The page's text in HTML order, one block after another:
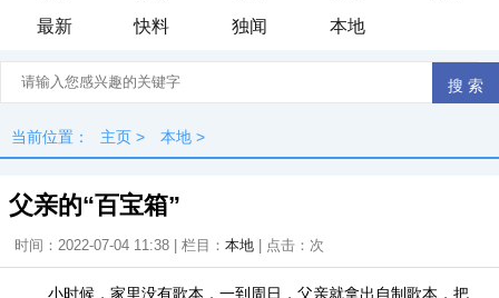
最新
快料 独闻 本地
当前位置： 主页 > 本地 >
父亲的“百宝箱”
时间：2022-07-04 11:38 | 栏目： 本地 | 点击： 次
小时候，家里没有歌本，一到周日，父亲就拿出自制歌本，把